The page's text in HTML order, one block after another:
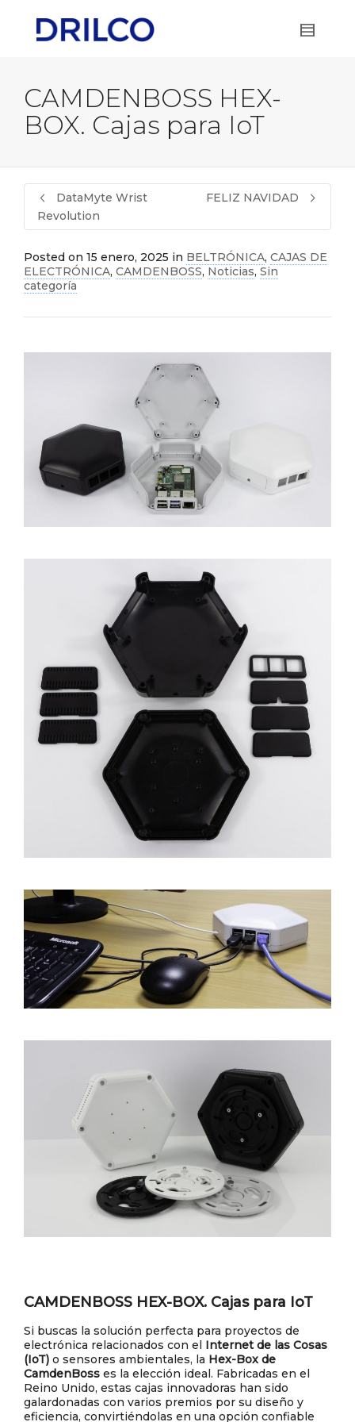
CAMDENBOSS HEX-
BOX. Cajas para IoT
DataMyte Wrist
Revolution
FELIZ NAVIDAD
Posted on 15 enero, 2025 in BELTRÓNICA, CAJAS DE
ELECTRÓNICA, CAMDENBOSS, Noticias, Sin
categoría
CAMDENBOSS HEX-BOX. Cajas para IoT
Si buscas la solución perfecta para proyectos de
electrónica relacionados con el Internet de las Cosas
(IoT) o sensores ambientales, la Hex-Box de
CamdenBoss es la elección ideal. Fabricadas en el
Reino Unido, estas cajas innovadoras han sido
galardonadas con varios premios por su diseño y
eficiencia, convirtiéndolas en una opción confiable